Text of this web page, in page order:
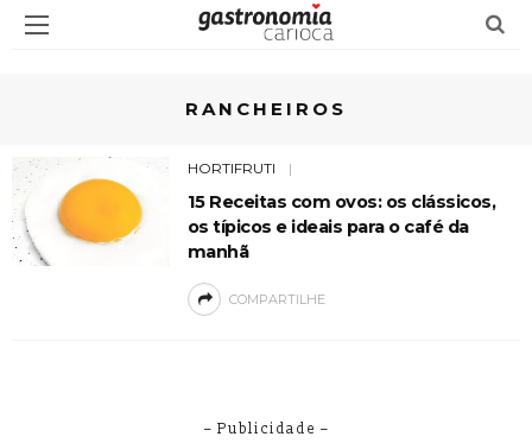
RANCHEIROS
HORTIFRUTI
15 Receitas com ovos: os clássicos,
os típicos e ideais para o café da
manhã
COMPARTILHE
– Publicidade –